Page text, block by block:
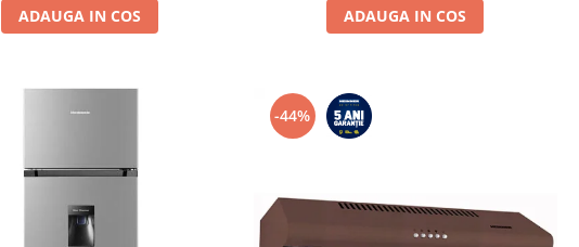
ADAUGA IN COS ADAUGA IN COS
-44%